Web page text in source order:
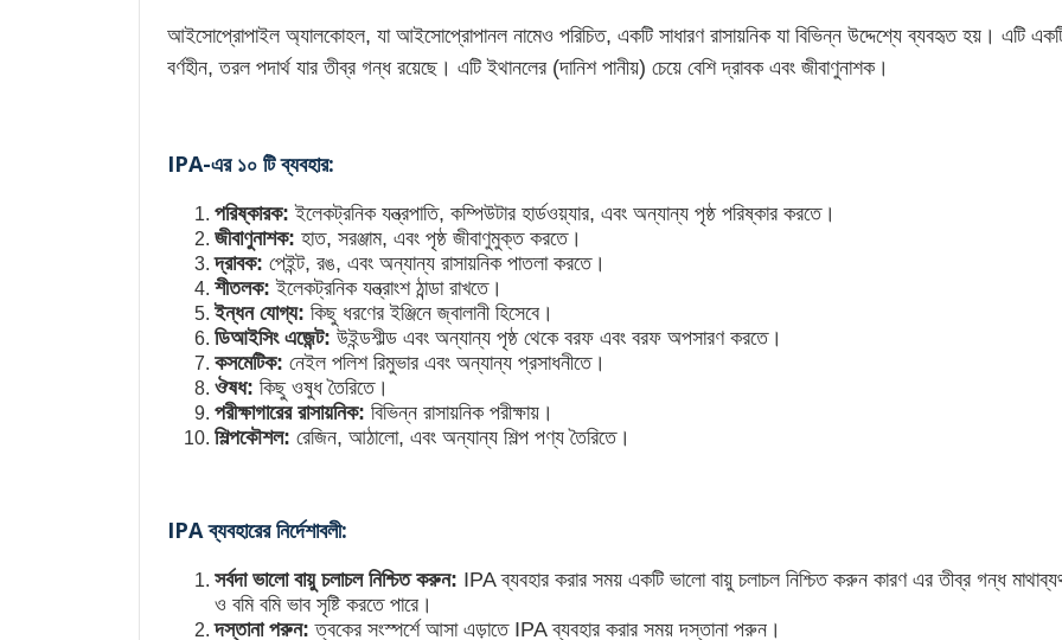
আইসোপ্রোপাইল অ্যালকোহল, যা আইসোপ্রোপানল নামেও পরিচিত, একটি সাধারণ রাসায়নিক যা বিভিন্ন উদ্দেশ্যে ব্যবহৃত হয়। এটি
বর্ণহীন, তরল পদার্থ যার তীব্র গন্ধ রয়েছে। এটি ইথানলের (দানিশ পানীয়) চেয়ে বেশি দ্রাবক এবং জীবাণুনাশক।
IPA-এর ১০ টি ব্যবহার:
পরিষ্কারক: ইলেকট্রনিক যন্ত্রপাতি, কম্পিউটার হার্ডওয়্যার, এবং অন্যান্য পৃষ্ঠ পরিষ্কার করতে।
জীবাণুনাশক: হাত, সরঞ্জাম, এবং পৃষ্ঠ জীবাণুমুক্ত করতে।
দ্রাবক: পেইন্ট, রঙ, এবং অন্যান্য রাসায়নিক পাতলা করতে।
শীতলক: ইলেকট্রনিক যন্ত্রাংশ ঠান্ডা রাখতে।
ইন্ধন যোগ্য: কিছু ধরণের ইঞ্জিনে জ্বালানী হিসেবে।
ডিআইসিং এজেন্ট: উইন্ডশীল্ড এবং অন্যান্য পৃষ্ঠ থেকে বরফ এবং বরফ অপসারণ করতে।
কসমেটিক: নেইল পলিশ রিমুভার এবং অন্যান্য প্রসাধনীতে।
ঔষধ: কিছু ওষুধ তৈরিতে।
পরীক্ষাগারের রাসায়নিক: বিভিন্ন রাসায়নিক পরীক্ষায়।
শিল্পকৌশল: রেজিন, আঠালো, এবং অন্যান্য শিল্প পণ্য তৈরিতে।
IPA ব্যবহারের নির্দেশাবলী:
সর্বদা ভালো বায়ু চলাচল নিশ্চিত করুন: IPA ব্যবহার করার সময় একটি ভালো বায়ু চলাচল নিশ্চিত করুন কারণ এর তীব্র গন্ধ
ও বমি বমি ভাব সৃষ্টি করতে পারে।
দস্তানা পরুন: ত্বকের সংস্পর্শে আসা এড়াতে IPA ব্যবহার করার সময় দস্তানা পরুন।
৳811.06
EP BLACK
৳3275.43